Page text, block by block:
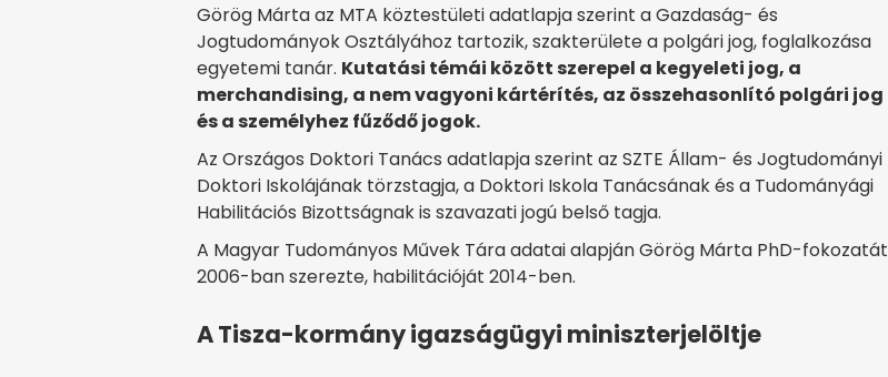
Görög Márta az MTA köztestületi adatlapja szerint a Gazdaság- és
Jogtudományok Osztályához tartozik, szakterülete a polgári jog, foglalkozása
egyetemi tanár. Kutatási témái között szerepel a kegyeleti jog, a
merchandising, a nem vagyoni kártérítés, az összehasonlító polgári jog
és a személyhez fűződő jogok.
Az Országos Doktori Tanács adatlapja szerint az SZTE Állam- és Jogtudományi
Doktori Iskolájának törzstagja, a Doktori Iskola Tanácsának és a Tudományági
Habilitációs Bizottságnak is szavazati jogú belső tagja.
A Magyar Tudományos Művek Tára adatai alapján Görög Márta PhD-fokozatát
2006-ban szerezte, habilitációját 2014-ben.
A Tisza-kormány igazságügyi miniszterjelöltje